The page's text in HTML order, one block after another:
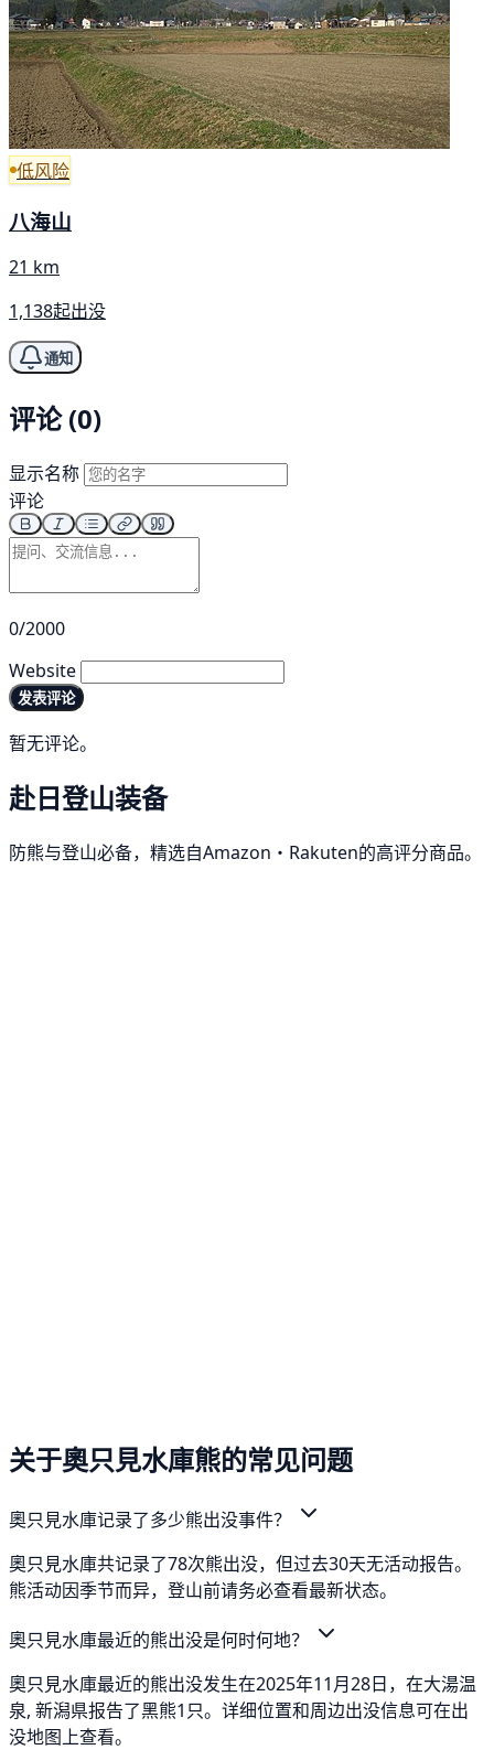
低风险
八海山
21 km
1,138起出没
通知
评论 (0)
显示名称
评论
0/2000
Website
发表评论
暂无评论。
赴日登山装备
防熊与登山必备，精选自Amazon・Rakuten的高评分商品。
关于奧只見水庫熊的常见问题
奧只見水庫记录了多少熊出没事件？
奧只見水庫共记录了78次熊出没，但过去30天无活动报告。
熊活动因季节而异，登山前请务必查看最新状态。
奧只見水庫最近的熊出没是何时何地？
奧只見水庫最近的熊出没发生在2025年11月28日，在大湯温
泉, 新潟県报告了黑熊1只。详细位置和周边出没信息可在出
没地图上查看。